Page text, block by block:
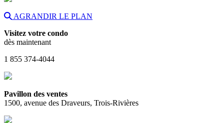
AGRANDIR LE PLAN
Visitez votre condo
dès maintenant
1 855 374-4044
Pavillon des ventes
1500, avenue des Draveurs, Trois-Rivières